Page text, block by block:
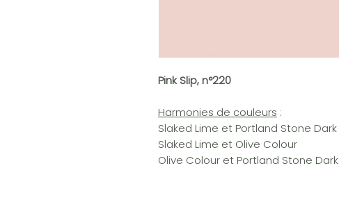
Pink Slip, n°220
Harmonies de couleurs :
Slaked Lime et Portland Stone Dark
Slaked Lime et Olive Colour
Olive Colour et Portland Stone Dark